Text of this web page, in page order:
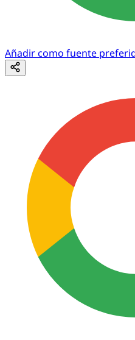
Añadir como fuente